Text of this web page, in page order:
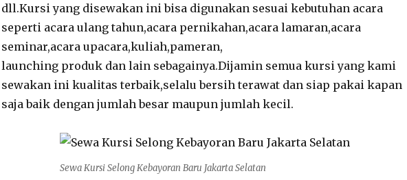
dll.Kursi yang disewakan ini bisa digunakan sesuai kebutuhan acara
seperti acara ulang tahun,acara pernikahan,acara lamaran,acara
seminar,acara upacara,kuliah,pameran,
launching produk dan lain sebagainya.Dijamin semua kursi yang kami
sewakan ini kualitas terbaik,selalu bersih terawat dan siap pakai kapan
saja baik dengan jumlah besar maupun jumlah kecil.
Sewa Kursi Selong Kebayoran Baru Jakarta Selatan